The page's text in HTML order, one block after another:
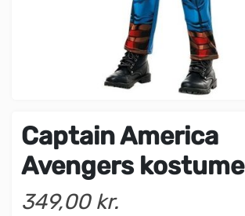
Captain America
Avengers kostume
349,00 kr.